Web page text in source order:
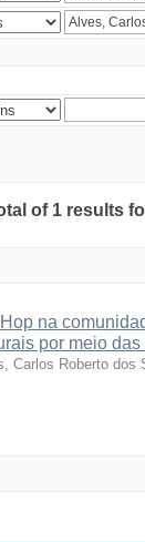
of 1 results
na
por meio das
Carlos Roberto dos